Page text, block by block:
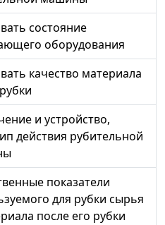
состояние
оборудования
качество материала
и устройство,
действия рубительной
показатели
для рубки сырья
после его рубки